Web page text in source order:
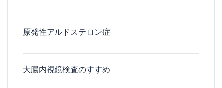
原発性アルドステロン症
大腸内視鏡検査のすすめ